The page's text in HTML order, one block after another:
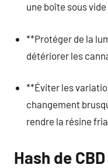
une boîte sous
**Protéger de la
détériorer les
**Éviter les
changement
rendre la résine
Hash de